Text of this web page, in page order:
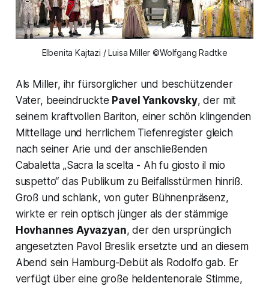
Elbenita Kajtazi / Luisa Miller ©Wolfgang Radtke
Als Miller, ihr fürsorglicher und beschützender
Vater, beeindruckte Pavel Yankovsky, der mit
seinem kraftvollen Bariton, einer schön klingenden
Mittellage und herrlichem Tiefenregister gleich
nach seiner Arie und der anschließenden
Cabaletta „Sacra la scelta - Ah fu giosto il mio
suspetto“ das Publikum zu Beifallsstürmen hinriß.
Groß und schlank, von guter Bühnenpräsenz,
wirkte er rein optisch jünger als der stämmige
Hovhannes Ayvazyan, der den ursprünglich
angesetzten Pavol Breslik ersetzte und an diesem
Abend sein Hamburg-Debüt als Rodolfo gab. Er
verfügt über eine große heldentenorale Stimme,